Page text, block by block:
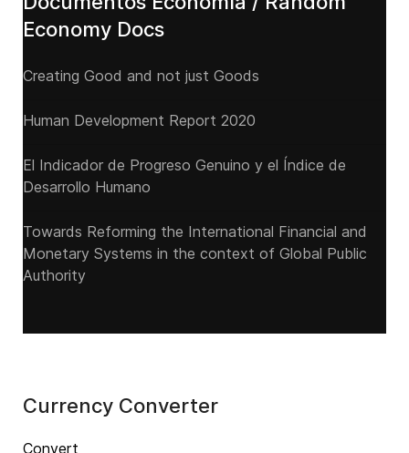
Economy Docs
Creating Good and not just Goods
Human Development Report 2020
El Indicador de Progreso Genuino y el Índice de
Desarrollo Humano
Towards Reforming the International Financial and
Monetary Systems in the context of Global Public
Authority
Currency Converter
Convert